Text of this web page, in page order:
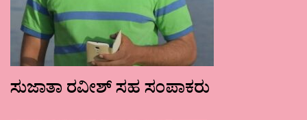
ಸುಜಾತಾ ರವೀಶ್ ಸಹ ಸಂಪಾಕರು